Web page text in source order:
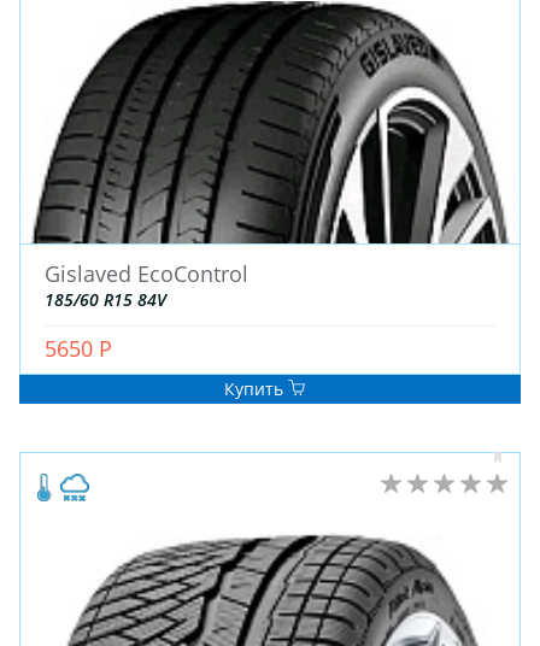
ЛЕТНИЕ
ДЛЯ СПЕЦТЕХНИКИ
ДЛЯ ГРУЗОВЫХ АВТО
Gislaved EcoControl
185/60 R15 84V
5650 Р
Купить